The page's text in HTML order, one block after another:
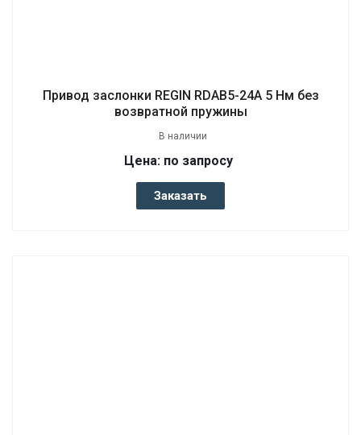
Привод заслонки REGIN RDAB5-24A 5 Нм без
возвратной пружины
В наличии
Цена: по запросу
Заказать